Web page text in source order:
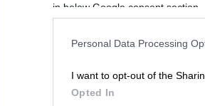
in below Google consent section.
Personal Data Processing
I want to opt-out of the
Opted In
το απόγευμα της
Hollywood, όταν ο
στάθμευσης με παρκαδόρο,